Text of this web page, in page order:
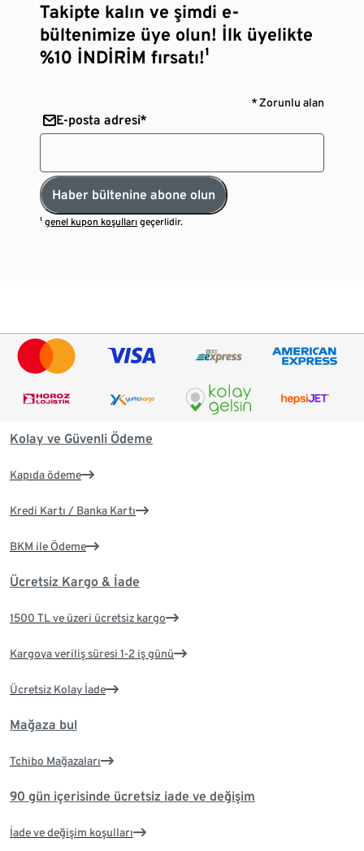
Takipte kalın ve şimdi e-
bültenimize üye olun! İlk üyelikte
%10 İNDİRİM fırsatı!¹
* Zorunlu alan
E-posta adresi*
Haber bültenine abone olun
¹genel kupon koşulları geçerlidir.
Kolay ve Güvenli Ödeme
Kapıda ödeme
Kredi Kartı / Banka Kartı
BKM ile Ödeme
Ücretsiz Kargo & İade
1500 TL ve üzeri ücretsiz kargo
Kargoya veriliş süresi 1-2 iş günü
Ücretsiz Kolay İade
Mağaza bul
Tchibo Mağazaları
90 gün içerisinde ücretsiz iade ve değişim
İade ve değişim koşulları